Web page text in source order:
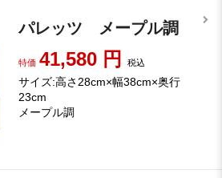
パレッツ メープル調
特価 41,580 円税込
サイズ:高さ28cm×幅38cm×奥行
23cm
メープル調